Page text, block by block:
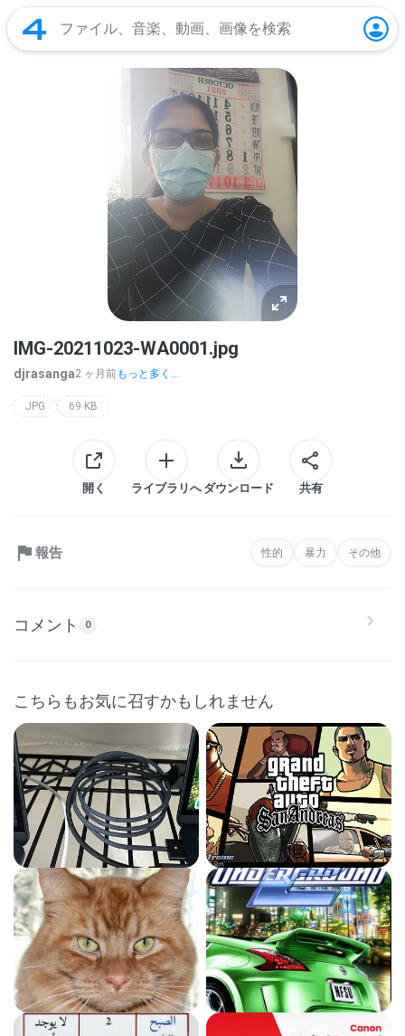
IMG-20211023-WA0001.jpg
djrasanga2 ヶ月前もっと多く...
JPG 69 KB
開く ライブラリへ ダウンロード 共有
報告 性的 暴力 その他
コメント 0
こちらもお気に召すかもしれません